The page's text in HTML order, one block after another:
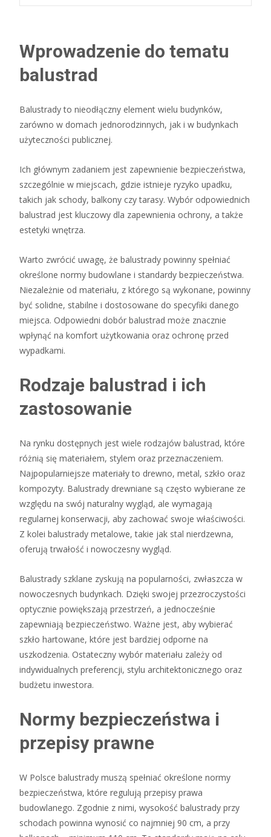
Wprowadzenie do tematu
balustrad
Balustrady to nieodłączny element wielu budynków,
zarówno w domach jednorodzinnych, jak i w budynkach
użyteczności publicznej.
Ich głównym zadaniem jest zapewnienie bezpieczeństwa,
szczególnie w miejscach, gdzie istnieje ryzyko upadku,
takich jak schody, balkony czy tarasy. Wybór odpowiednich
balustrad jest kluczowy dla zapewnienia ochrony, a także
estetyki wnętrza.
Warto zwrócić uwagę, że balustrady powinny spełniać
określone normy budowlane i standardy bezpieczeństwa.
Niezależnie od materiału, z którego są wykonane, powinny
być solidne, stabilne i dostosowane do specyfiki danego
miejsca. Odpowiedni dobór balustrad może znacznie
wpłynąć na komfort użytkowania oraz ochronę przed
wypadkami.
Rodzaje balustrad i ich
zastosowanie
Na rynku dostępnych jest wiele rodzajów balustrad, które
różnią się materiałem, stylem oraz przeznaczeniem.
Najpopularniejsze materiały to drewno, metal, szkło oraz
kompozyty. Balustrady drewniane są często wybierane ze
względu na swój naturalny wygląd, ale wymagają
regularnej konserwacji, aby zachować swoje właściwości.
Z kolei balustrady metalowe, takie jak stal nierdzewna,
oferują trwałość i nowoczesny wygląd.
Balustrady szklane zyskują na popularności, zwłaszcza w
nowoczesnych budynkach. Dzięki swojej przezroczystości
optycznie powiększają przestrzeń, a jednocześnie
zapewniają bezpieczeństwo. Ważne jest, aby wybierać
szkło hartowane, które jest bardziej odporne na
uszkodzenia. Ostateczny wybór materiału zależy od
indywidualnych preferencji, stylu architektonicznego oraz
budżetu inwestora.
Normy bezpieczeństwa i
przepisy prawne
W Polsce balustrady muszą spełniać określone normy
bezpieczeństwa, które regulują przepisy prawa
budowlanego. Zgodnie z nimi, wysokość balustrady przy
schodach powinna wynosić co najmniej 90 cm, a przy